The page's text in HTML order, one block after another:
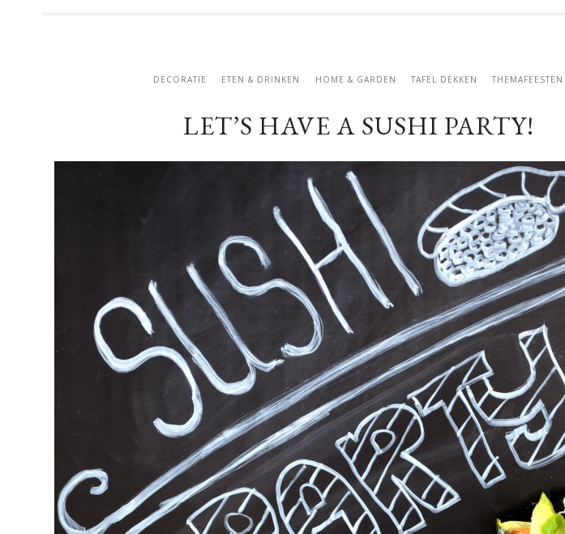
DECORATIE ETEN & DRINKEN HOME & GARDEN TAFEL DEKKEN THEMAFEESTEN
LET’S HAVE A SUSHI PARTY!